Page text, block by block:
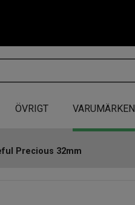
ÖVRIGT VARUMÄRKEN
Precious 32mm